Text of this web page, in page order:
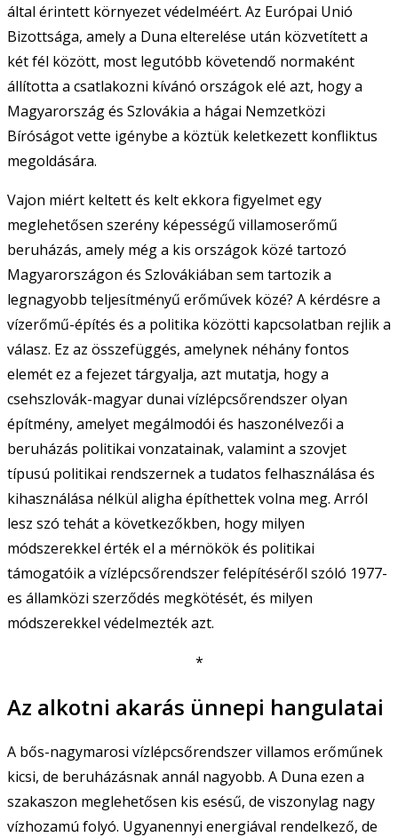
által érintett környezet védelméért. Az Európai Unió
Bizottsága, amely a Duna elterelése után közvetített a
két fél között, most legutóbb követendő normaként
állította a csatlakozni kívánó országok elé azt, hogy a
Magyarország és Szlovákia a hágai Nemzetközi
Bíróságot vette igénybe a köztük keletkezett konfliktus
megoldására.
Vajon miért keltett és kelt ekkora figyelmet egy
meglehetősen szerény képességű villamoserőmű
beruházás, amely még a kis országok közé tartozó
Magyarországon és Szlovákiában sem tartozik a
legnagyobb teljesítményű erőművek közé? A kérdésre a
vízerőmű-építés és a politika közötti kapcsolatban rejlik a
válasz. Ez az összefüggés, amelynek néhány fontos
elemét ez a fejezet tárgyalja, azt mutatja, hogy a
csehszlovák-magyar dunai vízlépcsőrendszer olyan
építmény, amelyet megálmodói és haszonélvezői a
beruházás politikai vonzatainak, valamint a szovjet
típusú politikai rendszernek a tudatos felhasználása és
kihasználása nélkül aligha építhettek volna meg. Arról
lesz szó tehát a következőkben, hogy milyen
módszerekkel érték el a mérnökök és politikai
támogatóik a vízlépcsőrendszer felépítéséről szóló 1977-
es államközi szerződés megkötését, és milyen
módszerekkel védelmezték azt.
*
Az alkotni akarás ünnepi hangulatai
A bős-nagymarosi vízlépcsőrendszer villamos erőműnek
kicsi, de beruházásnak annál nagyobb. A Duna ezen a
szakaszon meglehetősen kis esésű, de viszonylag nagy
vízhozamú folyó. Ugyanennyi energiával rendelkező, de